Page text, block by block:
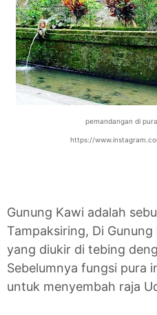
pemandangan di
https://
Gunung Kawi adalah
Tampaksiring, Di
yang diukir di tebing
Sebelumnya fungsi pura
untuk menyembah raja